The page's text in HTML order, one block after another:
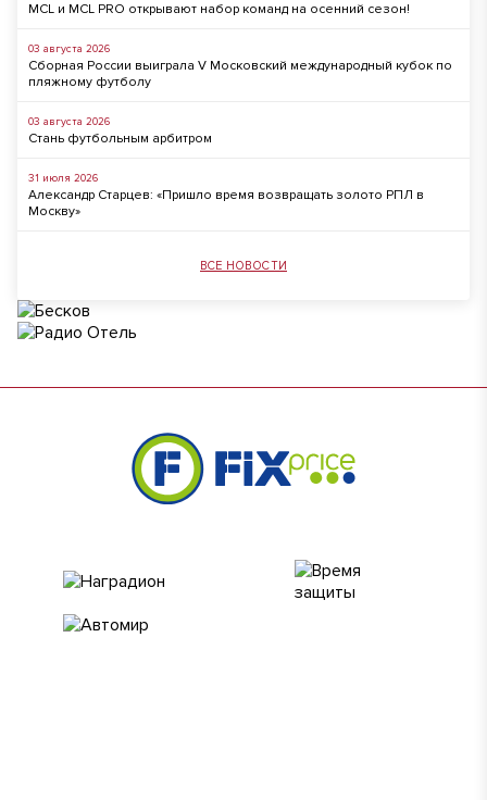
MCL и MCL PRO открывают набор команд на осенний сезон!
03 августа 2026
Сборная России выиграла V Московский международный кубок по
пляжному футболу
03 августа 2026
Стань футбольным арбитром
31 июля 2026
Александр Старцев: «Пришло время возвращать золото РПЛ в
Москву»
ВСЕ НОВОСТИ